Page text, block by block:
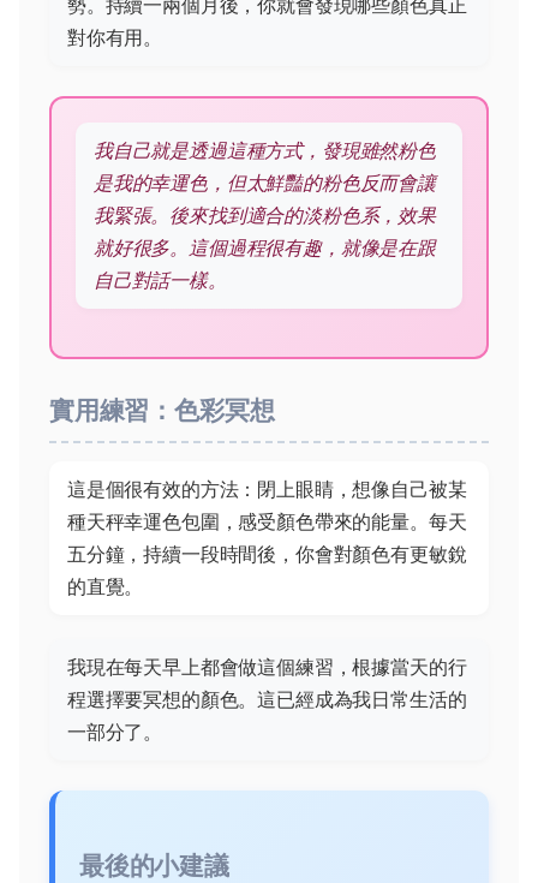
勢。持續一兩個月後，你就會發現哪些顏色真正
對你有用。
我自己就是透過這種方式，發現雖然粉色
是我的幸運色，但太鮮豔的粉色反而會讓
我緊張。後來找到適合的淡粉色系，效果
就好很多。這個過程很有趣，就像是在跟
自己對話一樣。
實用練習：色彩冥想
這是個很有效的方法：閉上眼睛，想像自己被某
種天秤幸運色包圍，感受顏色帶來的能量。每天
五分鐘，持續一段時間後，你會對顏色有更敏銳
的直覺。
我現在每天早上都會做這個練習，根據當天的行
程選擇要冥想的顏色。這已經成為我日常生活的
一部分了。
最後的小建議